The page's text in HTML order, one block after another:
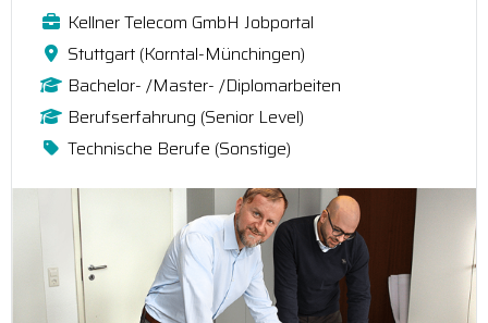
Kellner Telecom GmbH Jobportal
Stuttgart (Korntal-Münchingen)
Bachelor- /Master- /Diplomarbeiten
Berufserfahrung (Senior Level)
Technische Berufe (Sonstige)